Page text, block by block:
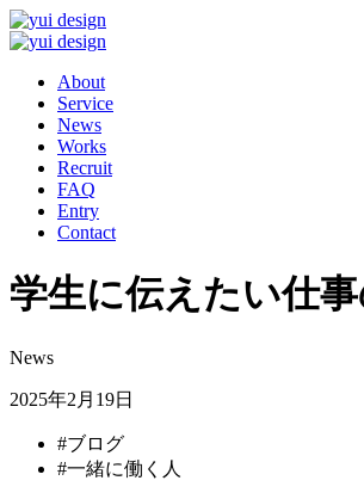
About
Service
News
Works
Recruit
FAQ
Entry
Contact
学生に伝えたい仕
News
2025年2月19日
#ブログ
#一緒に働く人